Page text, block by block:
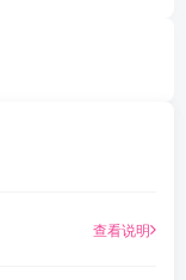
查看说明